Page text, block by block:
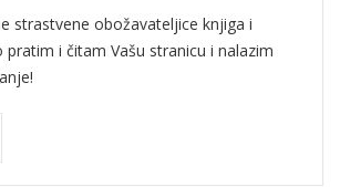
strastvene obožavateljice knjiga i
pratim i čitam Vašu stranicu i nalazim